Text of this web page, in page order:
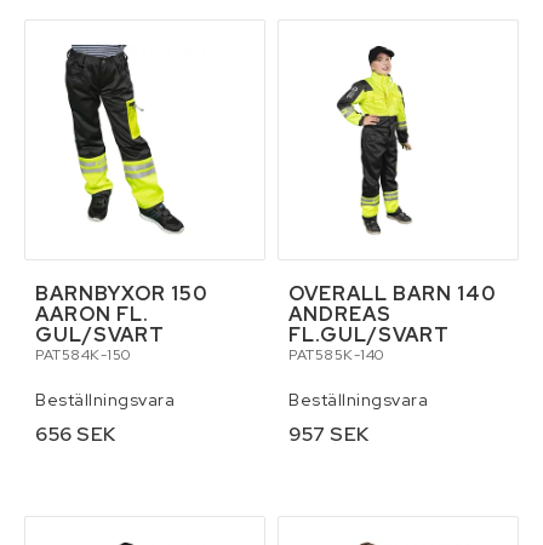
BARNBYXOR 150
AARON FL.
GUL/SVART
PAT584K-150
Beställningsvara
656 SEK
OVERALL BARN 140
ANDREAS
FL.GUL/SVART
PAT585K-140
Beställningsvara
957 SEK